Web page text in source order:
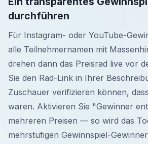
durchführen
Für Instagram- oder YouTube-
alle Teilnehmernamen mit
drehen dann das Preisrad live vor
Sie den Rad-Link in Ihrer
Zuschauer verifizieren können,
waren. Aktivieren Sie "Gewinner
mehreren Preisen — so wird das
mehrstufigen Gewinnspiel-